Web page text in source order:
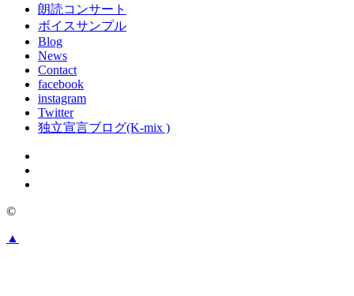
朗読コンサート
ボイスサンプル
Blog
News
Contact
facebook
instagram
Twitter
独立宣言ブログ(K-mix )
©
▲